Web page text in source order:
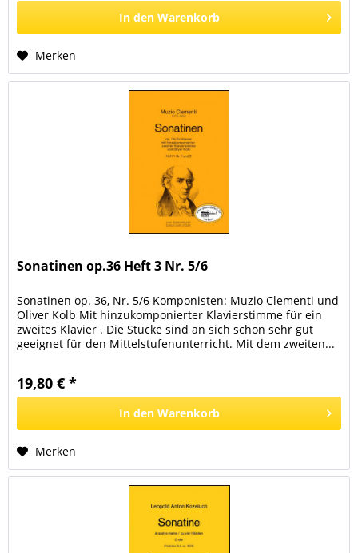
In den Warenkorb
Merken
Sonatinen op.36 Heft 3 Nr. 5/6
Sonatinen op. 36, Nr. 5/6 Komponisten: Muzio Clementi und
Oliver Kolb Mit hinzukomponierter Klavierstimme für ein
zweites Klavier . Die Stücke sind an sich schon sehr gut
geeignet für den Mittelstufenunterricht. Mit dem zweiten...
19,80 € *
In den Warenkorb
Merken